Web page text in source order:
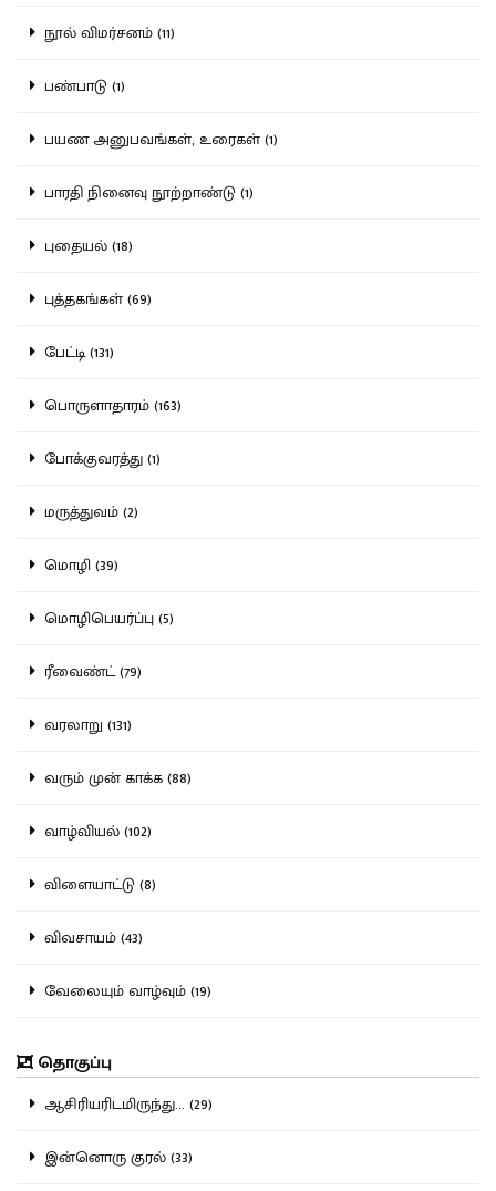
நூல் விமர்சனம் (11)
பண்பாடு (1)
பயண அனுபவங்கள், உரைகள் (1)
பாரதி நினைவு நூற்றாண்டு (1)
புதையல் (18)
புத்தகங்கள் (69)
பேட்டி (131)
பொருளாதாரம் (163)
போக்குவரத்து (1)
மருத்துவம் (2)
மொழி (39)
மொழிபெயர்ப்பு (5)
ரீவைண்ட் (79)
வரலாறு (131)
வரும் முன் காக்க (88)
வாழ்வியல் (102)
விளையாட்டு (8)
விவசாயம் (43)
வேலையும் வாழ்வும் (19)
தொகுப்பு
ஆசிரியரிடமிருந்து... (29)
இன்னொரு குரல் (33)